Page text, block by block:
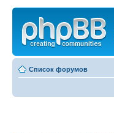
Список форумов